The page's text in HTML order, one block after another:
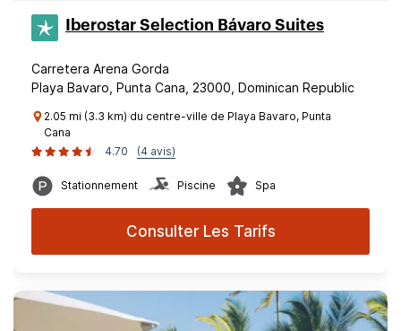
Iberostar Selection​ Bávaro Suites
Carretera Arena Gorda
Playa Bavaro, Punta Cana, 23000, Dominican Republic
2.05 mi (3.3 km) du centre-ville de Playa Bavaro, Punta
Cana
4.70
(4 avis)
Stationnement Piscine Spa
Consulter Les Tarifs